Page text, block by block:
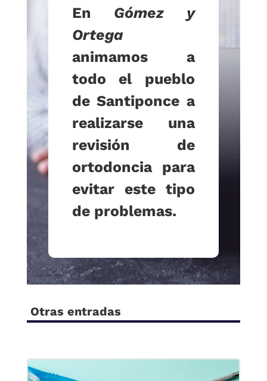
En Gómez y
Ortega
animamos a
todo el pueblo
de Santiponce a
realizarse una
revisión de
ortodoncia para
evitar este tipo
de problemas.
Otras entradas